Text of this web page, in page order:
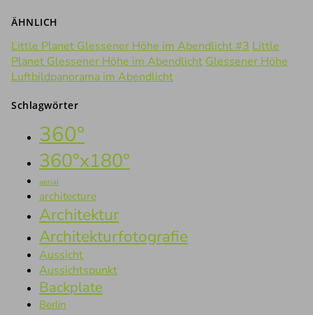
ÄHNLICH
Little Planet Glessener Höhe im Abendlicht #3 Little
Planet Glessener Höhe im Abendlicht Glessener Höhe
Luftbildpanorama im Abendlicht
Schlagwörter
360°
360°x180°
aerial
architecture
Architektur
Architekturfotografie
Aussicht
Aussichtspunkt
Backplate
Berlin